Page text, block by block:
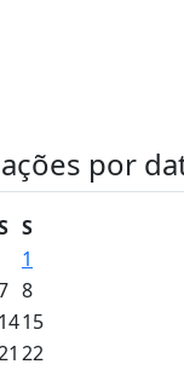
por
S
1
8
1415
22